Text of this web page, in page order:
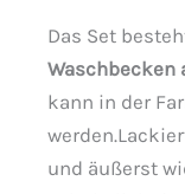
Das Set
Waschbecken
kann in der
und äußerst